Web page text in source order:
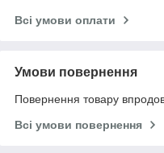
Всі умови оплати
Умови повернення
Повернення товару
Всі умови повернення